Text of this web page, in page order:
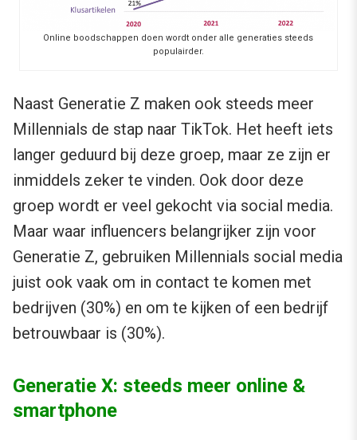
Online boodschappen doen wordt onder alle generaties steeds
populairder.
Naast Generatie Z maken ook steeds meer
Millennials de stap naar TikTok. Het heeft iets
langer geduurd bij deze groep, maar ze zijn er
inmiddels zeker te vinden. Ook door deze
groep wordt er veel gekocht via social media.
Maar waar influencers belangrijker zijn voor
Generatie Z, gebruiken Millennials social media
juist ook vaak om in contact te komen met
bedrijven (30%) en om te kijken of een bedrijf
betrouwbaar is (30%).
Generatie X: steeds meer online &
smartphone